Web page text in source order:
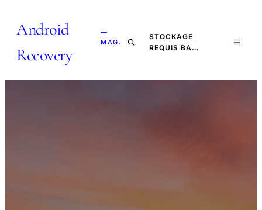
Android
Recovery
—
MAG.
STOCKAGE
REQUIS BA…